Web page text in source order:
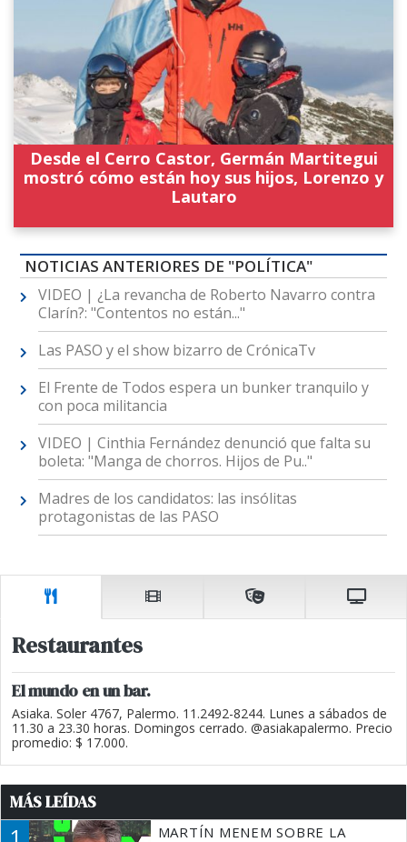
Desde el Cerro Castor, Germán Martitegui
mostró cómo están hoy sus hijos, Lorenzo y
Lautaro
NOTICIAS ANTERIORES DE "POLÍTICA"
VIDEO | ¿La revancha de Roberto Navarro contra
Clarín?: "Contentos no están..."
Las PASO y el show bizarro de CrónicaTv
El Frente de Todos espera un bunker tranquilo y
con poca militancia
VIDEO | Cinthia Fernández denunció que falta su
boleta: "Manga de chorros. Hijos de Pu.."
Madres de los candidatos: las insólitas
protagonistas de las PASO
Restaurantes
El mundo en un bar.
Asiaka. Soler 4767, Palermo. 11.2492-8244. Lunes a sábados de
11.30 a 23.30 horas. Domingos cerrado. @asiakapalermo. Precio
promedio: $ 17.000.
MÁS LEÍDAS
MARTÍN MENEM SOBRE LA